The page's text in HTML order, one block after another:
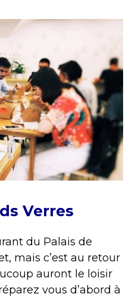
Verres
du Palais de
mais c’est au retour
auront le loisir
vous d’abord à